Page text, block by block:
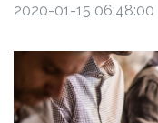
2020-01-15 06:48:00